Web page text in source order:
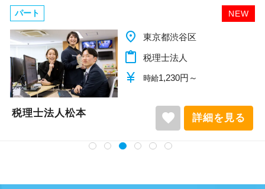
NEW
パート
place 東京都渋谷区
content_paste 税理士法人
currency_yen 時給1,230円～
税理士法人松本 favorite 詳細を見る